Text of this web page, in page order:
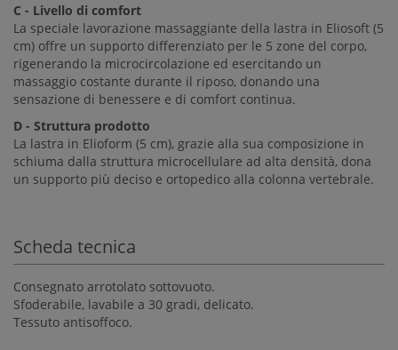
C - Livello di comfort
La speciale lavorazione massaggiante della lastra in Eliosoft (5
cm) offre un supporto differenziato per le 5 zone del corpo,
rigenerando la microcircolazione ed esercitando un
massaggio costante durante il riposo, donando una
sensazione di benessere e di comfort continua.
D - Struttura prodotto
La lastra in Elioform (5 cm), grazie alla sua composizione in
schiuma dalla struttura microcellulare ad alta densità, dona
un supporto più deciso e ortopedico alla colonna vertebrale.
Scheda tecnica
Consegnato arrotolato sottovuoto.
Sfoderabile, lavabile a 30 gradi, delicato.
Tessuto antisoffoco.